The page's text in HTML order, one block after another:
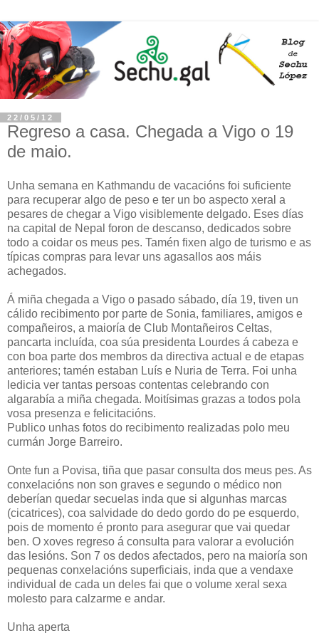
22/05/12
Regreso a casa. Chegada a Vigo o 19
de maio.
Unha semana en Kathmandu de vacacións foi suficiente
para recuperar algo de peso e ter un bo aspecto xeral a
pesares de chegar a Vigo visiblemente delgado. Eses días
na capital de Nepal foron de descanso, dedicados sobre
todo a coidar os meus pes. Tamén fixen algo de turismo e as
típicas compras para levar uns agasallos aos máis
achegados.
Á miña chegada a Vigo o pasado sábado, día 19, tiven un
cálido recibimento por parte de Sonia, familiares, amigos e
compañeiros, a maioría de Club Montañeiros Celtas,
pancarta incluída, coa súa presidenta Lourdes á cabeza e
con boa parte dos membros da directiva actual e de etapas
anteriores; tamén estaban Luís e Nuria de Terra. Foi unha
ledicia ver tantas persoas contentas celebrando con
algarabía a miña chegada. Moitísimas grazas a todos pola
vosa presenza e felicitacións.
Publico unhas fotos do recibimento realizadas polo meu
curmán Jorge Barreiro.
Onte fun a Povisa, tiña que pasar consulta dos meus pes. As
conxelacións non son graves e segundo o médico non
deberían quedar secuelas inda que si algunhas marcas
(cicatrices), coa salvidade do dedo gordo do pe esquerdo,
pois de momento é pronto para asegurar que vai quedar
ben. O xoves regreso á consulta para valorar a evolución
das lesións. Son 7 os dedos afectados, pero na maioría son
pequenas conxelacións superficiais, inda que a vendaxe
individual de cada un deles fai que o volume xeral sexa
molesto para calzarme e andar.
Unha aperta